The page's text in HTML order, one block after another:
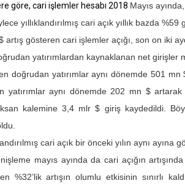
göre, cari işlemler hesabı 2018 Mayıs
yıllıklandırılmış cari açık yıllık bazda
artış gösteren cari işlemler açığı, son on iki
yatırımlardan kaynaklanan net girişler
doğrudan yatırımlar aynı dönemde 501
yatırımlar aynı dönemde 202 mn $
kalemine 3,4 mlr $ giriş kaydedildi.
cari açık bir önceki yılın aynı ayına
mayıs ayında da cari açığın
%32’lik artışın olumlu etkisinin sınırlı